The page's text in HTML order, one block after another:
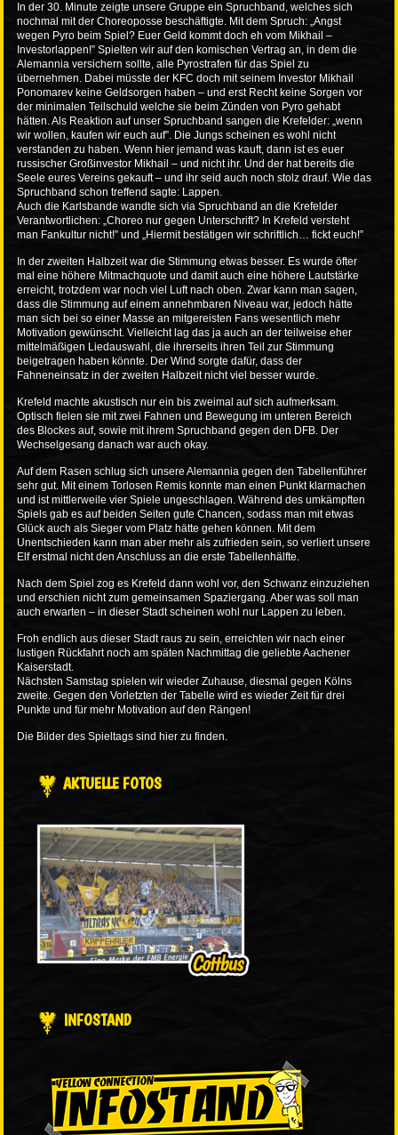
In der 30. Minute zeigte unsere Gruppe ein Spruchband, welches sich
nochmal mit der Choreoposse beschäftigte. Mit dem Spruch:„Angst
wegen Pyro beim Spiel? Euer Geld kommt doch eh vom Mikhail –
Investorlappen!” Spielten wir auf den komischen Vertrag an, in dem die
Alemannia versichern sollte, alle Pyrostrafen für das Spiel zu
übernehmen. Dabei müsste der KFC doch mit seinem Investor Mikhail
Ponomarev keine Geldsorgen haben – und erst Recht keine Sorgen vor
der minimalen Teilschuld welche sie beim Zünden von Pyro gehabt
hätten. Als Reaktion auf unser Spruchband sangen die Krefelder:„wenn
wir wollen, kaufen wir euch auf”. Die Jungs scheinen es wohl nicht
verstanden zu haben. Wenn hier jemand was kauft, dann ist es euer
russischer Großinvestor Mikhail – und nicht ihr. Und der hat bereits die
Seele eures Vereins gekauft – und ihr seid auch noch stolz drauf. Wie das
Spruchband schon treffend sagte: Lappen.
Auch die Karlsbande wandte sich via Spruchband an die Krefelder
Verantwortlichen:„Choreo nur gegen Unterschrift? In Krefeld versteht
man Fankultur nicht!” und„Hiermit bestätigen wir schriftlich… fickt euch!”
In der zweiten Halbzeit war die Stimmung etwas besser. Es wurde öfter
mal eine höhere Mitmachquote und damit auch eine höhere Lautstärke
erreicht, trotzdem war noch viel Luft nach oben. Zwar kann man sagen,
dass die Stimmung auf einem annehmbaren Niveau war, jedoch hätte
man sich bei so einer Masse an mitgereisten Fans wesentlich mehr
Motivation gewünscht. Vielleicht lag das ja auch an der teilweise eher
mittelmäßigen Liedauswahl, die ihrerseits ihren Teil zur Stimmung
beigetragen haben könnte. Der Wind sorgte dafür, dass der
Fahneneinsatz in der zweiten Halbzeit nicht viel besser wurde.
Krefeld machte akustisch nur ein bis zweimal auf sich aufmerksam.
Optisch fielen sie mit zwei Fahnen und Bewegung im unteren Bereich
des Blockes auf, sowie mit ihrem Spruchband gegen den DFB. Der
Wechselgesang danach war auch okay.
Auf dem Rasen schlug sich unsere Alemannia gegen den Tabellenführer
sehr gut. Mit einem Torlosen Remis konnte man einen Punkt klarmachen
und ist mittlerweile vier Spiele ungeschlagen. Während des umkämpften
Spiels gab es auf beiden Seiten gute Chancen, sodass man mit etwas
Glück auch als Sieger vom Platz hätte gehen können. Mit dem
Unentschieden kann man aber mehr als zufrieden sein, so verliert unsere
Elf erstmal nicht den Anschluss an die erste Tabellenhälfte.
Nach dem Spiel zog es Krefeld dann wohl vor, den Schwanz einzuziehen
und erschien nicht zum gemeinsamen Spaziergang. Aber was soll man
auch erwarten – in dieser Stadt scheinen wohl nur Lappen zu leben.
Froh endlich aus dieser Stadt raus zu sein, erreichten wir nach einer
lustigen Rückfahrt noch am späten Nachmittag die geliebte Aachener
Kaiserstadt.
Nächsten Samstag spielen wir wieder Zuhause, diesmal gegen Kölns
zweite. Gegen den Vorletzten der Tabelle wird es wieder Zeit für drei
Punkte und für mehr Motivation auf den Rängen!
Die Bilder des Spieltags sind hier zu finden.
AKTUELLE FOTOS
INFOSTAND